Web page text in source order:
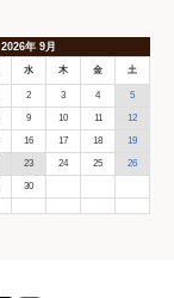
2026年9月
水 木 金 土
2 3 4 5
9 10 11 12
16 17 18 19
23 24 25 26
30